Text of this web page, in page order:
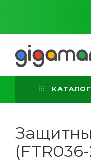
КАТАЛОГ